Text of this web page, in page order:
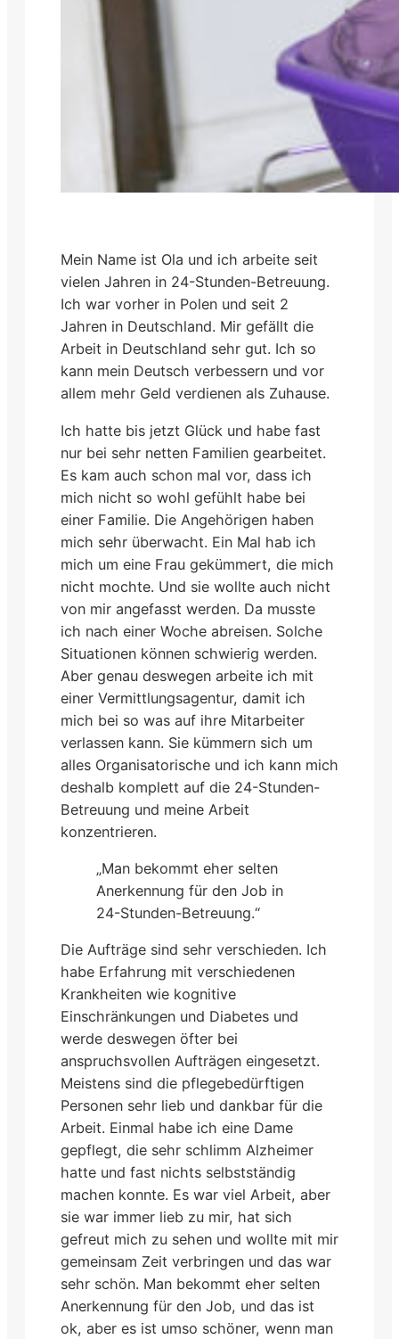
Mein Name ist Ola und ich arbeite seit
vielen Jahren in 24-Stunden-Betreuung.
Ich war vorher in Polen und seit 2
Jahren in Deutschland. Mir gefällt die
Arbeit in Deutschland sehr gut. Ich so
kann mein Deutsch verbessern und vor
allem mehr Geld verdienen als Zuhause.
Ich hatte bis jetzt Glück und habe fast
nur bei sehr netten Familien gearbeitet.
Es kam auch schon mal vor, dass ich
mich nicht so wohl gefühlt habe bei
einer Familie. Die Angehörigen haben
mich sehr überwacht. Ein Mal hab ich
mich um eine Frau gekümmert, die mich
nicht mochte. Und sie wollte auch nicht
von mir angefasst werden. Da musste
ich nach einer Woche abreisen. Solche
Situationen können schwierig werden.
Aber genau deswegen arbeite ich mit
einer Vermittlungsagentur, damit ich
mich bei so was auf ihre Mitarbeiter
verlassen kann. Sie kümmern sich um
alles Organisatorische und ich kann mich
deshalb komplett auf die 24-Stunden-
Betreuung und meine Arbeit
konzentrieren.
„Man bekommt eher selten
Anerkennung für den Job in
24-Stunden-Betreuung.“
Die Aufträge sind sehr verschieden. Ich
habe Erfahrung mit verschiedenen
Krankheiten wie kognitive
Einschränkungen und Diabetes und
werde deswegen öfter bei
anspruchsvollen Aufträgen eingesetzt.
Meistens sind die pflegebedürftigen
Personen sehr lieb und dankbar für die
Arbeit. Einmal habe ich eine Dame
gepflegt, die sehr schlimm Alzheimer
hatte und fast nichts selbstständig
machen konnte. Es war viel Arbeit, aber
sie war immer lieb zu mir, hat sich
gefreut mich zu sehen und wollte mit mir
gemeinsam Zeit verbringen und das war
sehr schön. Man bekommt eher selten
Anerkennung für den Job, und das ist
ok, aber es ist umso schöner, wenn man